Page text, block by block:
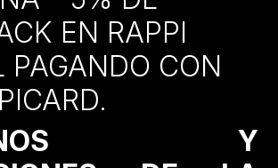
EN RAPPI
PAGANDO CON
Y